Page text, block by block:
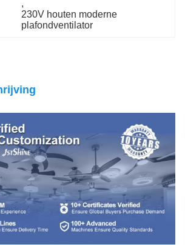
,
230V houten moderne
plafondventilator